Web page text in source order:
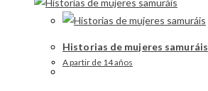
Historias de mujeres samuráis
A partir de 14 años